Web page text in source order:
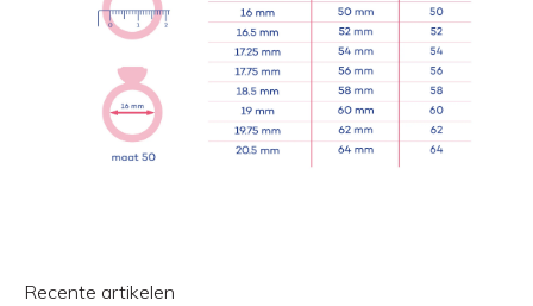
Recente artikelen